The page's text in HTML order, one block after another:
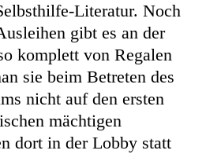
Literatur. Noch
gibt es an der
komplett von Regalen
sie beim Betreten des
nicht auf den ersten
mächtigen
dort in der Lobby statt